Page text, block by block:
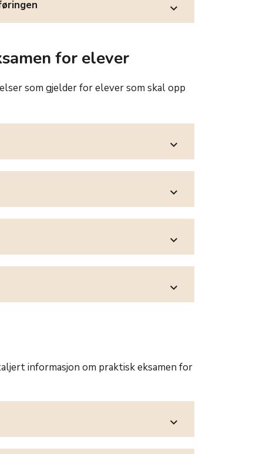
expand_more
for elever
som gjelder for elever som skal opp
expand_more
expand_more
expand_more
expand_more
informasjon om praktisk eksamen for
expand_more